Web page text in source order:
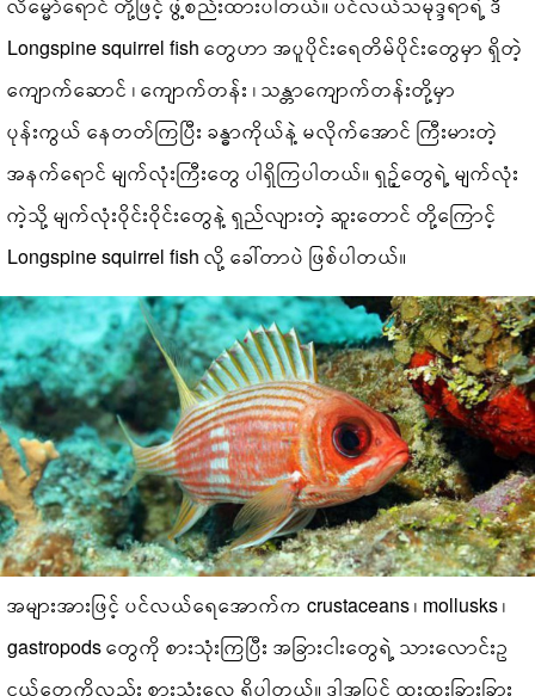
Longspine squirrel fish တွေဟာ အပူပိုင်းရေတိမ်ပိုင်းတွေမှာ ရှိတဲ့
ကျောက်ဆောင် ၊ ကျောက်တန်း ၊ သန္တာကျောက်တန်းတို့မှာ
ပုန်းကွယ် နေတတ်ကြပြီး ခန္ဓာကိုယ်နဲ့ မလိုက်အောင် ကြီးမားတဲ့
အနက်ရောင် မျက်လုံးကြီးတွေ ပါရှိကြပါတယ်။ ရှဉ့်တွေရဲ့ မျက်လုံး
ကဲ့သို့ မျက်လုံး‌ဝိုင်းဝိုင်းတွေနဲ့ ရှည်လျားတဲ့ ဆူးတောင် တို့ကြောင့်
Longspine squirrel fish လို့ ခေါ်တာပဲ ဖြစ်ပါတယ်။
အများအားဖြင့် ပင်လယ်ရေအောက်က crustaceans ၊ mollusks ၊
gastropods တွေကို စားသုံးကြပြီး အခြားငါးတွေရဲ့ သားလောင်းဥ
ငယ်တွေကိုလည်း စားသုံးလေ့ ရှိပါတယ်။ ဒါအပြင် ထူးထူးခြားခြား